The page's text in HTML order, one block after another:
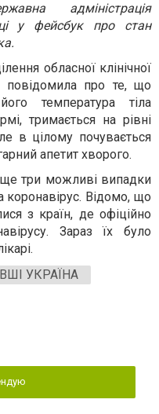
адміністрація
у фейсбук про стан
обласної клінічної
повідомила про те, що
температура тіла
тримається на рівні
в цілому почувається
апетит хворого.
три можливі випадки
Відомо, що
з країн, де офіційно
Зараз їх було
УКРАЇНА